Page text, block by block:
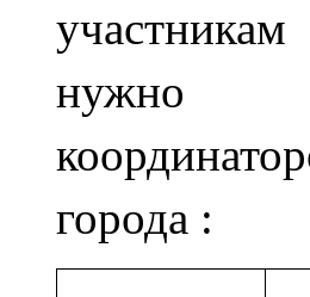
нужно
города :